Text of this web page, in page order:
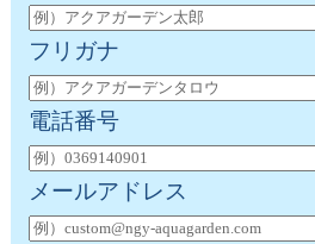
フリガナ
電話番号
メールアドレス